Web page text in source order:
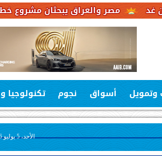
والعراق يبحثان مشروع خط أنابيب
وتمويل أسواق نجوم تكنولوجيا
الأحد، 5 يوليو 2026